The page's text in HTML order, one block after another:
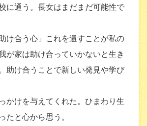
に通う。長女はまだまだ可能性で
け合う心」これを遺すことが私の
が家は助け合っていかないと生き
助け合うことで新しい発見や学び
かけを与えてくれた。ひまわり生
たと心から思う。